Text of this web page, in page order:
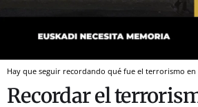
Hay que seguir recordando qué fue el terrorismo en
Recordar el